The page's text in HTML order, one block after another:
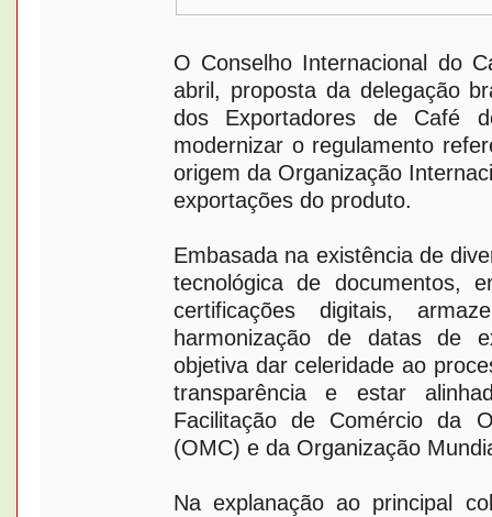
O Conselho Internacional do
abril, proposta da delegação
dos Exportadores de Café
modernizar o regulamento
origem da Organização
exportações do produto.
Embasada na existência de
tecnológica de documentos,
certificações digitais,
harmonização de datas de
objetiva dar celeridade ao
transparência e estar
Facilitação de Comércio da
(OMC) e da Organização
Na explanação ao principal